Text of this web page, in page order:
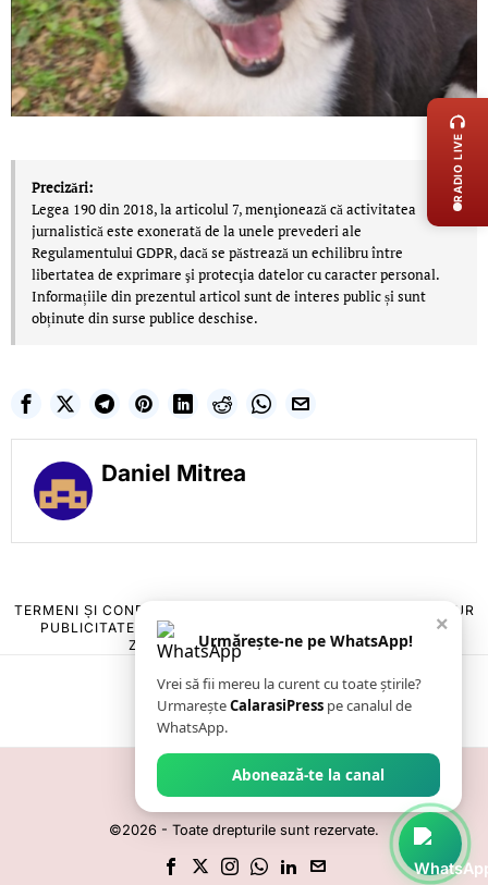
Precizări:
Legea 190 din 2018, la articolul 7, menţionează că activitatea
jurnalistică este exonerată de la unele prevederi ale
Regulamentului GDPR, dacă se păstrează un echilibru între
libertatea de exprimare şi protecţia datelor cu caracter personal.
Informațiile din prezentul articol sunt de interes public și sunt
obținute din surse publice deschise.
Daniel Mitrea
TERMENI ȘI CONDIȚII
POLITICA DE ANULARE & RETUR
PUBLICITATE ONLINE & TIPĂRITĂ
CONTACT
ZIARUL ANUNȚUL CĂLĂRĂȘEAN
©2026 - Toate drepturile sunt rezervate.
×
Urmărește-ne pe WhatsApp!
Vrei să fii mereu la curent cu toate știrile?
UrmareșteCalarasiPress pe canalul de
WhatsApp.
Abonează-te la canal
LIVE
RADIO LIVE